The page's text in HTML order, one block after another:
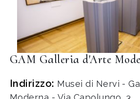
GAM Galleria d'Arte
Indirizzo: Musei di Nervi -